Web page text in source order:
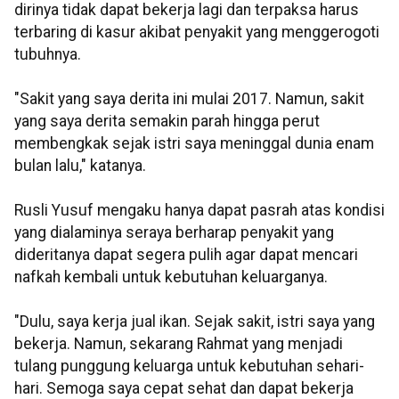
dirinya tidak dapat bekerja lagi dan terpaksa harus
terbaring di kasur akibat penyakit yang menggerogoti
tubuhnya.
"Sakit yang saya derita ini mulai 2017. Namun, sakit
yang saya derita semakin parah hingga perut
membengkak sejak istri saya meninggal dunia enam
bulan lalu," katanya.
Rusli Yusuf mengaku hanya dapat pasrah atas kondisi
yang dialaminya seraya berharap penyakit yang
dideritanya dapat segera pulih agar dapat mencari
nafkah kembali untuk kebutuhan keluarganya.
"Dulu, saya kerja jual ikan. Sejak sakit, istri saya yang
bekerja. Namun, sekarang Rahmat yang menjadi
tulang punggung keluarga untuk kebutuhan sehari-
hari. Semoga saya cepat sehat dan dapat bekerja